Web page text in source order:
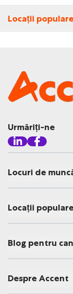
Locații populare
Urmăriți-ne
Locuri de
Locații populare
Blog pentru
Despre Accent